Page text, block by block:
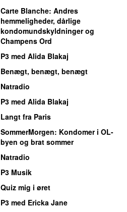
Carte Blanche: Andres
hemmeligheder, dårlige
kondomundskyldninger og
Champens Ord
P3 med Alida Blakaj
Benægt, benægt, benægt
Natradio
P3 med Alida Blakaj
Langt fra Paris
SommerMorgen: Kondomer i OL-
byen og brat sommer
Natradio
P3 Musik
Quiz mig i øret
P3 med Ericka Jane